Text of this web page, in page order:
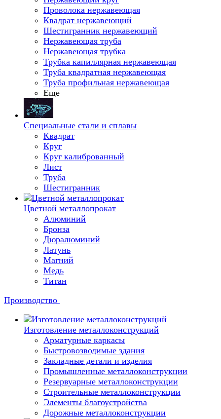
Проволока нержавеющая
Квадрат нержавеющий
Шестигранник нержавеющий
Нержавеющая труба
Нержавеющая трубка
Трубка капиллярная нержавеющая
Труба квадратная нержавеющая
Труба профильная нержавеющая
Еще
Специальные стали и сплавы
Квадрат
Круг
Круг калиброванный
Лист
Труба
Шестигранник
Цветной металлопрокат
Алюминий
Бронза
Дюралюминий
Латунь
Магний
Медь
Титан
Производство
Изготовление металлоконструкций
Арматурные каркасы
Быстровозводимые здания
Закладные детали и изделия
Промышленные металлоконструкции
Резервуарные металлоконструкции
Строительные металлоконструкции
Элементы благоустройства
Дорожные металлоконструкции